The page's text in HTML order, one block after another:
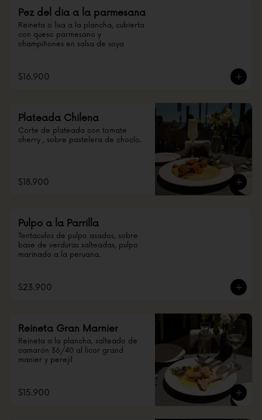
Pez del dia a la parmesana
Reineta o lisa a la plancha, cubierta
con queso parmesano y
champiñones en salsa de soya
$16.900
Plateada Chilena
Corte de plateada con tomate
cherry , sobre pastelera de choclo.
$18.900
Pulpo a la Parrilla
Tentaculos de pulpo asados, sobre
base de verduras salteadas, pulpo
marinado a la peruana.
$23.900
Reineta Gran Marnier
Reineta a la plancha, salteado de
camarón 36/40 al licor grand
manier y perejil
$15.900